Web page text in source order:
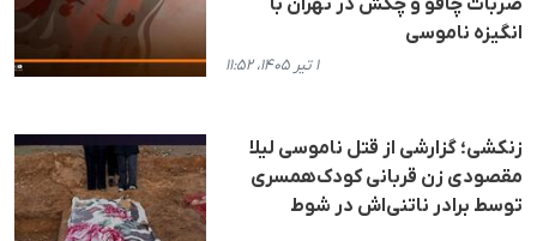
ضربات چاقو و چکش در تهران با
انگیزه ناموسی
۱ تیر ۱۴۰۵، ۱۱:۵۲
زنکشی؛ گزارشی از قتل ناموسی لیلا
مقصودی زن قربانی کودک‌همسری
توسط برادر ناتنی‌اش در شوط